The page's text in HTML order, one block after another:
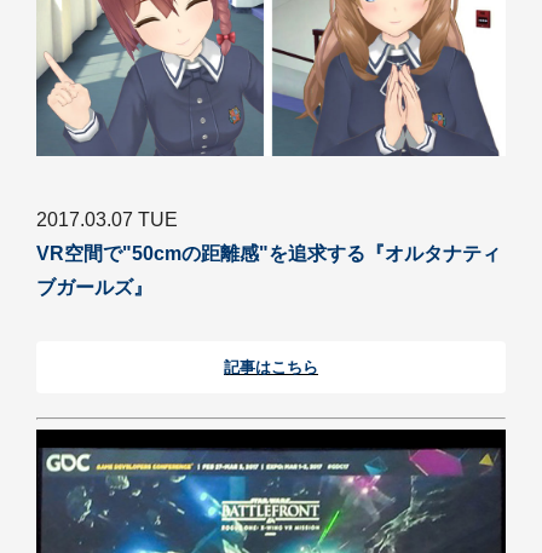
2017.03.07 TUE
VR空間で"50cmの距離感"を追求する『オルタナティ
ブガールズ』
記事はこちら